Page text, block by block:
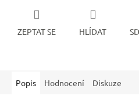
ZEPTAT SE HLÍDAT
Popis Hodnocení Diskuze